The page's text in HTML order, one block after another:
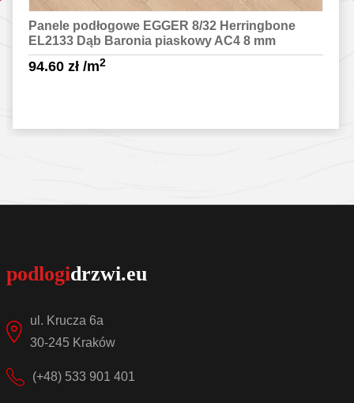
Panele podłogowe EGGER 8/32 Herringbone
EL2133 Dąb Baronia piaskowy AC4 8 mm
94.60zł /m2
ul. Krucza 6a
30-245 Kraków
(+48) 533 901 401